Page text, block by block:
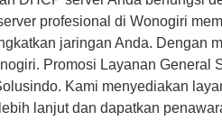
profesional di Wonogiri
jaringan Anda. Dengan
Promosi Layanan General
Kami menyediakan
lanjut dan dapatkan